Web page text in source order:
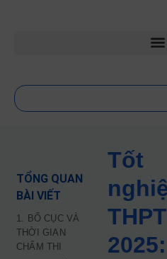
TỔNG QUAN
BÀI VIẾT
1. BỐ CỤC VÀ
THỜI GIAN
CHẤM THI
Tốt
THPT
2025: